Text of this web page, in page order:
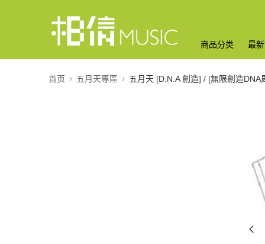
商品分类 最
首页 五月天專區 五月天 [D.N.A 創造] / [無限創造DNA